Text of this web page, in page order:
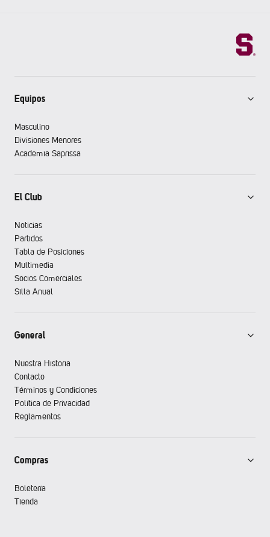
Equipos
Masculino
Divisiones Menores
Academia Saprissa
El Club
Noticias
Partidos
Tabla de Posiciones
Multimedia
Socios Comerciales
Silla Anual
General
Nuestra Historia
Contacto
Términos y Condiciones
Política de Privacidad
Reglamentos
Compras
Boletería
Tienda